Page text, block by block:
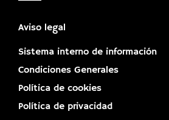
Aviso legal
Sistema interno de información
Condiciones Generales
Política de cookies
Política de privacidad